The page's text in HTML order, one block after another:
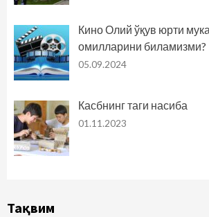
Кино Олий ўқув юрти
омилларини биламизми?
05.09.2024
Касбнинг таги насиба
01.11.2023
Тақвим